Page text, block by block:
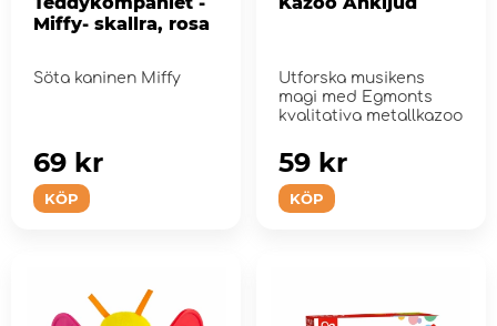
Miffy- skallra, rosa
Söta kaninen Miffy
KÖP
69 kr
Utforska musikens
magi med Egmonts
kvalitativa metallkazoo
KÖP
59 kr